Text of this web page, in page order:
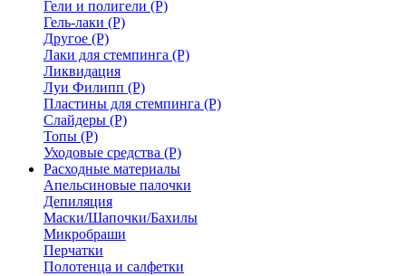
Гели и полигели (Р)
Гель-лаки (Р)
Другое (Р)
Лаки для стемпинга (Р)
Ликвидация
Луи Филипп (Р)
Пластины для стемпинга (Р)
Слайдеры (Р)
Топы (Р)
Уходовые средства (Р)
Расходные материалы
Апельсиновые палочки
Депиляция
Маски/Шапочки/Бахилы
Микробраши
Перчатки
Полотенца и салфетки